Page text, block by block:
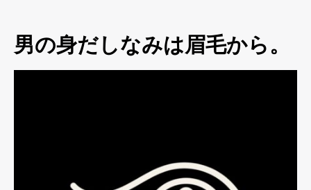
男の身だしなみは眉毛から。